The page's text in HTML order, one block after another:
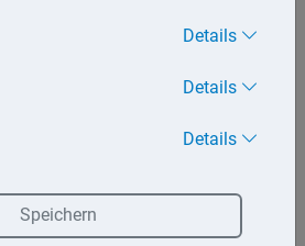
in einem jedermann
Verfahren gewähren, sind soweit
Prämien 1.080,– € im
Der darüber liegende Betrag ist
eine pauschale Versteuerung
die Einkommensteuer einheitlich
gewährten
Details
Details
Details
Speichern